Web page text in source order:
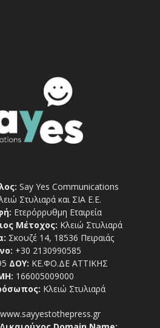
Say Yes Communications
Στυλιαρά και ΣΙΑ Ε.Ε.
Ετερόρρυθμη Εταιρεία
Μέτοχος: Κλειώ Στυλιαρά
Σκουζέ 14, 18536 Πειραιάς
+30 2130990585
ΔΟΥ: ΚΕ.ΦΟ.ΔΕ ΑΤΤΙΚΗΣ
166005009000
Κλειώ Στυλιαρά
www.sayyestothepress.gr